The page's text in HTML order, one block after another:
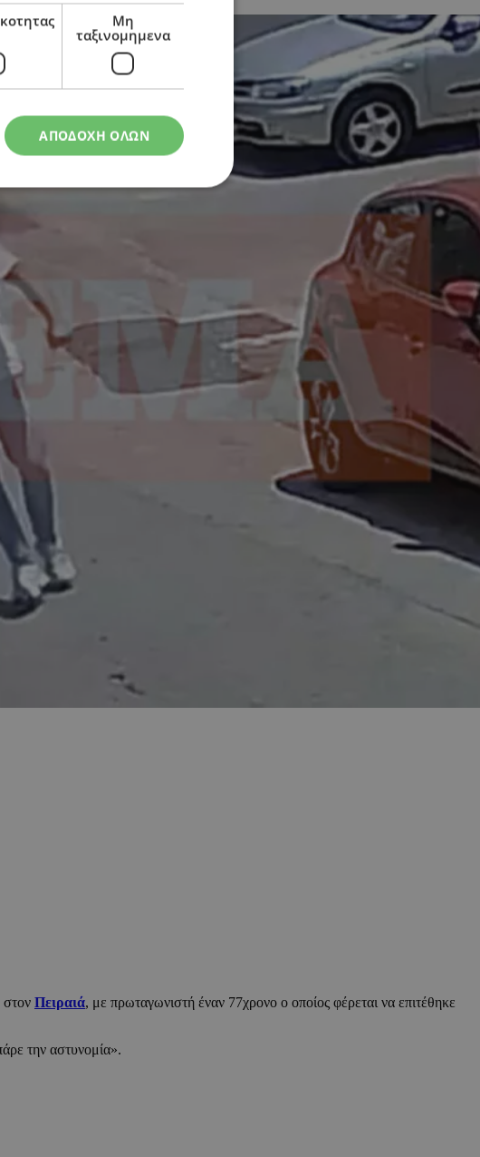
στον Πειραιά, με πρωταγωνιστή έναν 77χρονο ο οποίος φέρεται να επιτέθηκε
την αστυνομία».
Μη
ταξινομημενα
ΑΠΟΔΟΧΗ ΟΛΩΝ